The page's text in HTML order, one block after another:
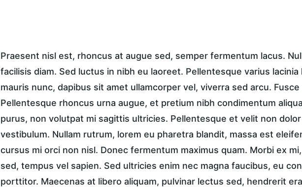
Praesent nisl est, rhoncus at augue sed, semper fermentum lacus.
facilisis diam. Sed luctus in nibh eu laoreet. Pellentesque varius
mauris nunc, dapibus sit amet ullamcorper vel, viverra sed arcu.
Pellentesque rhoncus urna augue, et pretium nibh condimentum
purus, non volutpat mi sagittis ultricies. Pellentesque et velit non
vestibulum. Nullam rutrum, lorem eu pharetra blandit, massa est
cursus mi orci non nisl. Donec fermentum maximus quam. Morbi ex
sed, tempus vel sapien. Sed ultricies enim nec magna faucibus, eu
porttitor. Maecenas at libero aliquam, pulvinar lectus sed, hendrerit